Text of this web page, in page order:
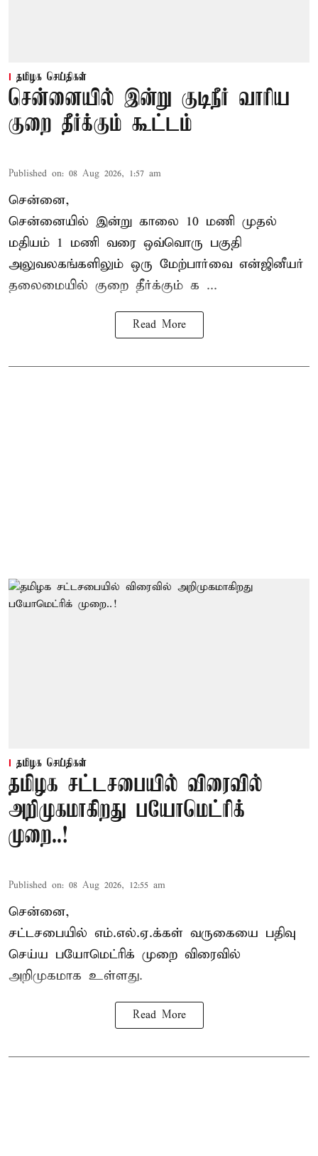
தமிழக செய்திகள்
சென்னையில் இன்று குடிநீர் வாரிய
குறை தீர்க்கும் கூட்டம்
Published on: 08 Aug 2026, 1:57 am
சென்னை,
சென்னையில் இன்று காலை 10 மணி முதல்
மதியம் 1 மணி வரை ஒவ்வொரு பகுதி
அலுவலகங்களிலும் ஒரு மேற்பார்வை என்ஜினீயர்
தலைமையில் குறை தீர்க்கும் க ...
Read More
தமிழக செய்திகள்
தமிழக சட்டசபையில் விரைவில்
அறிமுகமாகிறது பயோமெட்ரிக்
முறை..!
Published on: 08 Aug 2026, 12:55 am
சென்னை,
சட்டசபையில் எம்.எல்.ஏ.க்கள் வருகையை பதிவு
செய்ய பயோமெட்ரிக் முறை விரைவில்
அறிமுகமாக உள்ளது.
Read More